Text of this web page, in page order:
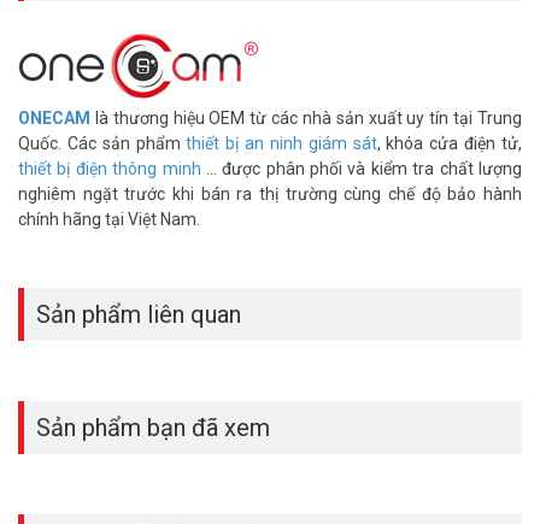
ONECAM là thương hiệu OEM từ các nhà sản xuất uy tín tại Trung
Quốc. Các sản phẩmthiết bị an ninh giám sát, khóa cửa điện tử,
thiết bị điện thông minh ... được phân phối và kiểm tra chất lượng
nghiêm ngặt trước khi bán ra thị trường cùng chế độ bảo hành
chính hãng tại Việt Nam.
Sản phẩm liên quan
Sản phẩm bạn đã xem